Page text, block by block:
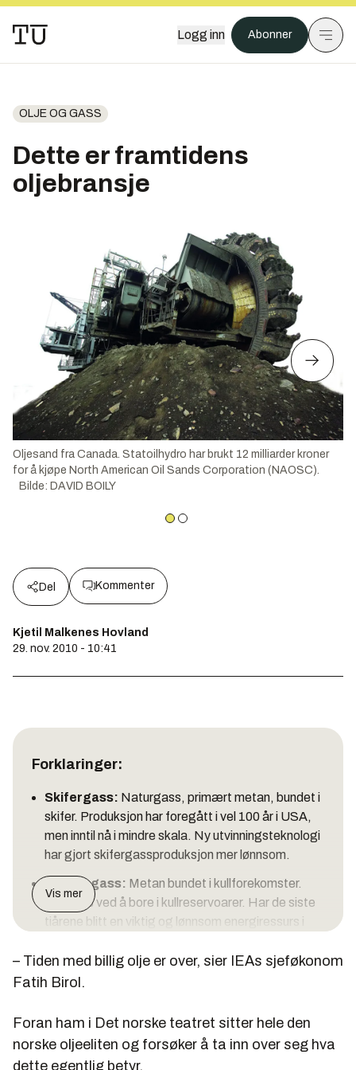
Logg inn Abonner
OLJE OG GASS
Dette er framtidens
oljebransje
Oljesand fra Canada. Statoilhydro har brukt 12 milliarder kroner
for å kjøpe North American Oil Sands Corporation (NAOSC).
Bilde: DAVID BOILY
Del Kommenter
Kjetil Malkenes Hovland
29. nov. 2010 - 10:41
Forklaringer:
Skifergass: Naturgass, primært metan, bundet i
skifer. Produksjon har foregått i vel 100 år i USA,
men inntil nå i mindre skala. Ny utvinningsteknologi
har gjort skifergassproduksjon mer lønnsom.
Kullagsgass: Metan bundet i kullforekomster.
Utvinnes ved å bore i kullreservoarer. Har de siste
tiårene blitt en viktig og lønnsom energiressurs i
Kull-til-væske/gass til væske: Fischer-
Tropsch-prosessen er en kjemisk reaksjon som
flytende hydrokarboner ved hjelp av en
katalysator. Gjennom denne prosessen kan en
lage diesel fra andre råstoffer enn råolje, slik som
Vis mer
– Tiden med billig olje er over, sier IEAs sjeføkonom
Fatih Birol.
Foran ham i Det norske teatret sitter hele den
norske oljeeliten og forsøker å ta inn over seg hva
dette egentlig betyr.